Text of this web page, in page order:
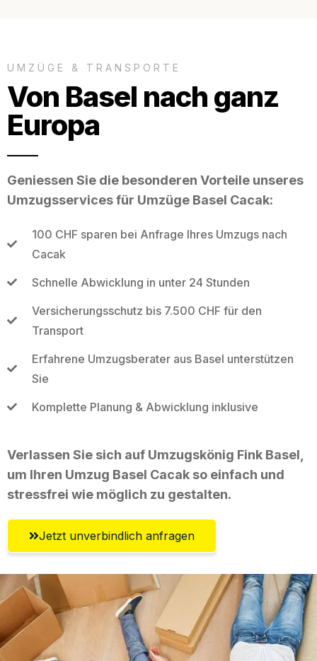
UMZÜGE & TRANSPORTE
Von Basel nach ganz
Europa
Geniessen Sie die besonderen Vorteile unseres
Umzugsservices für Umzüge Basel Cacak:
100 CHF sparen bei Anfrage Ihres Umzugs nach
Cacak
Schnelle Abwicklung in unter 24 Stunden
Versicherungsschutz bis 7.500 CHF für den
Transport
Erfahrene Umzugsberater aus Basel unterstützen
Sie
Komplette Planung & Abwicklung inklusive
Verlassen Sie sich auf Umzugskönig Fink Basel,
um Ihren Umzug Basel Cacak so einfach und
stressfrei wie möglich zu gestalten.
Jetzt unverbindlich anfragen